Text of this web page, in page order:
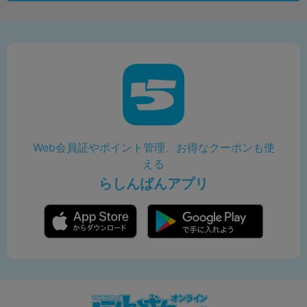
Web会員証やポイント管理、お得なクーポンも使
える
らしんばんアプリ